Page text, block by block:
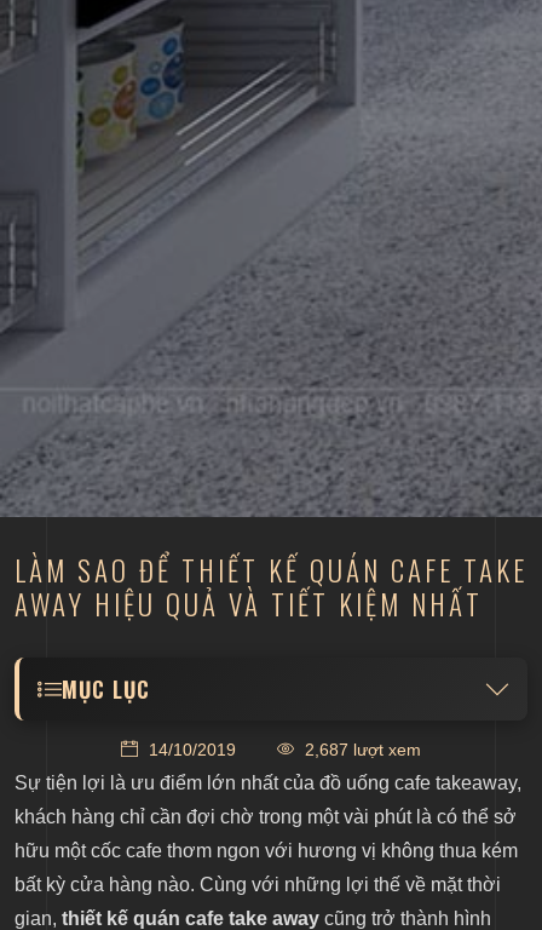
LÀM SAO ĐỂ THIẾT KẾ QUÁN CAFE TAKE
AWAY HIỆU QUẢ VÀ TIẾT KIỆM NHẤT
MỤC LỤC
Sử dụng bàn ghế đơn giản, có tính linh hoạt
Không cần đầu tư quá nhiều cho trang trí
14/10/2019 2,687 lượt xem
Sự tiện lợi là ưu điểm lớn nhất của đồ uống cafe takeaway,
khách hàng chỉ cần đợi chờ trong một vài phút là có thể sở
hữu một cốc cafe thơm ngon với hương vị không thua kém
bất kỳ cửa hàng nào. Cùng với những lợi thế về mặt thời
gian, thiết kế quán cafe take away cũng trở thành hình